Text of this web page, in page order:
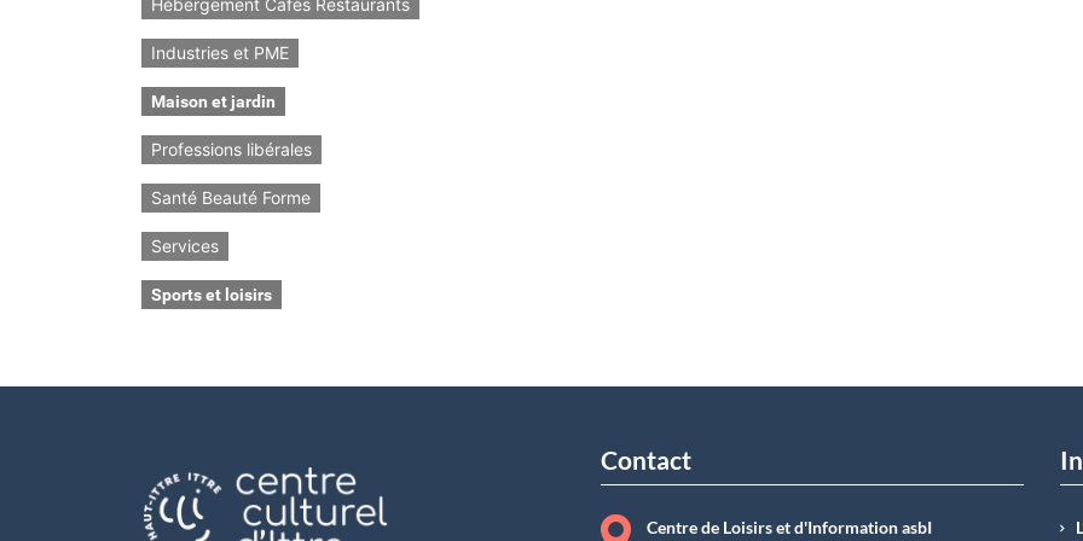
Hébergement Cafés Restaurants
Industries et PME
Maison et jardin
Professions libérales
Santé Beauté Forme
Services
Sports et loisirs
Contact
Centre de Loisirs et d'Information asbI